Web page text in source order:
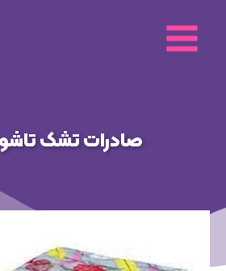
محتوا
صادرات تشک